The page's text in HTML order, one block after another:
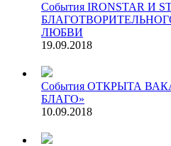
События IRONSTAR И
ЛЮБВИ
19.09.2018
События ОТКРЫТА
БЛАГО»
10.09.2018